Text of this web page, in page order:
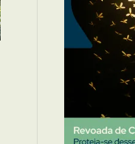
Pulgas e Carrapatos
Ratos
Sanitização